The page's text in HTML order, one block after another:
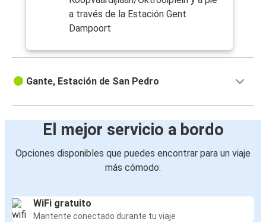
a través de la Estación Gent
Dampoort
Gante, Estación de San Pedro
El mejor servicio a bordo
Opciones disponibles que puedes encontrar para un viaje
más cómodo:
WiFi gratuito
Mantente conectado durante tu viaje